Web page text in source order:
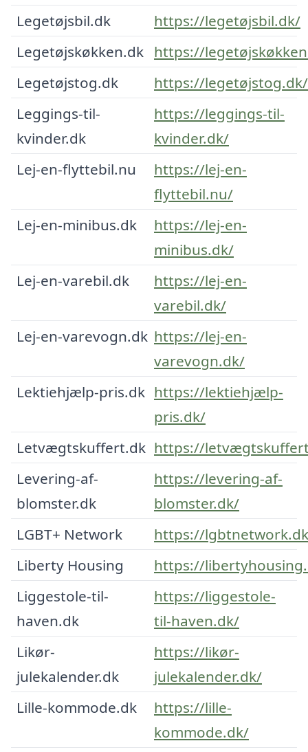
Legetøjsbil.dk
https://legetøjsbil.dk/
Legetøjskøkken.dk https://
Legetøjstog.dk
https://legetøjstog.dk/
Leggings-til-
kvinder.dk
https://leggings-til-
kvinder.dk/
Lej-en-flyttebil.nu
https://lej-en-
flyttebil.nu/
Lej-en-minibus.dk
https://lej-en-
minibus.dk/
Lej-en-varebil.dk
https://lej-en-
varebil.dk/
Lej-en-varevogn.dk https://lej-en-
varevogn.dk/
Lektiehjælp-pris.dk https://lektiehjælp-
pris.dk/
Letvægtskuffert.dk https://
Levering-af-
blomster.dk
https://levering-af-
blomster.dk/
LGBT+ Network
https://lgbtnetwork.dk
Liberty Housing
https://
Liggestole-til-
haven.dk
https://liggestole-
til-haven.dk/
Likør-
julekalender.dk
https://likør-
julekalender.dk/
Lille-kommode.dk
https://lille-
kommode.dk/